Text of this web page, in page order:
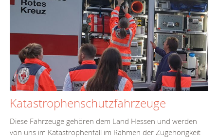
Katastrophenschutzfahrzeuge
Diese Fahrzeuge gehören dem Land Hessen und werden
von uns im Katastrophenfall im Rahmen der Zugehörigkeit